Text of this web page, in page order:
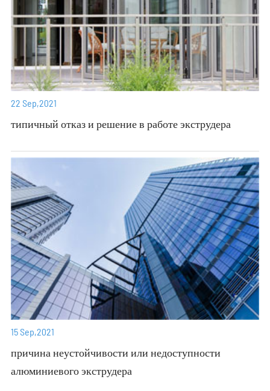
22 Sep,2021
типичный отказ и решение в работе экструдера
15 Sep,2021
причина неустойчивости или недоступности
алюминиевого экструдера